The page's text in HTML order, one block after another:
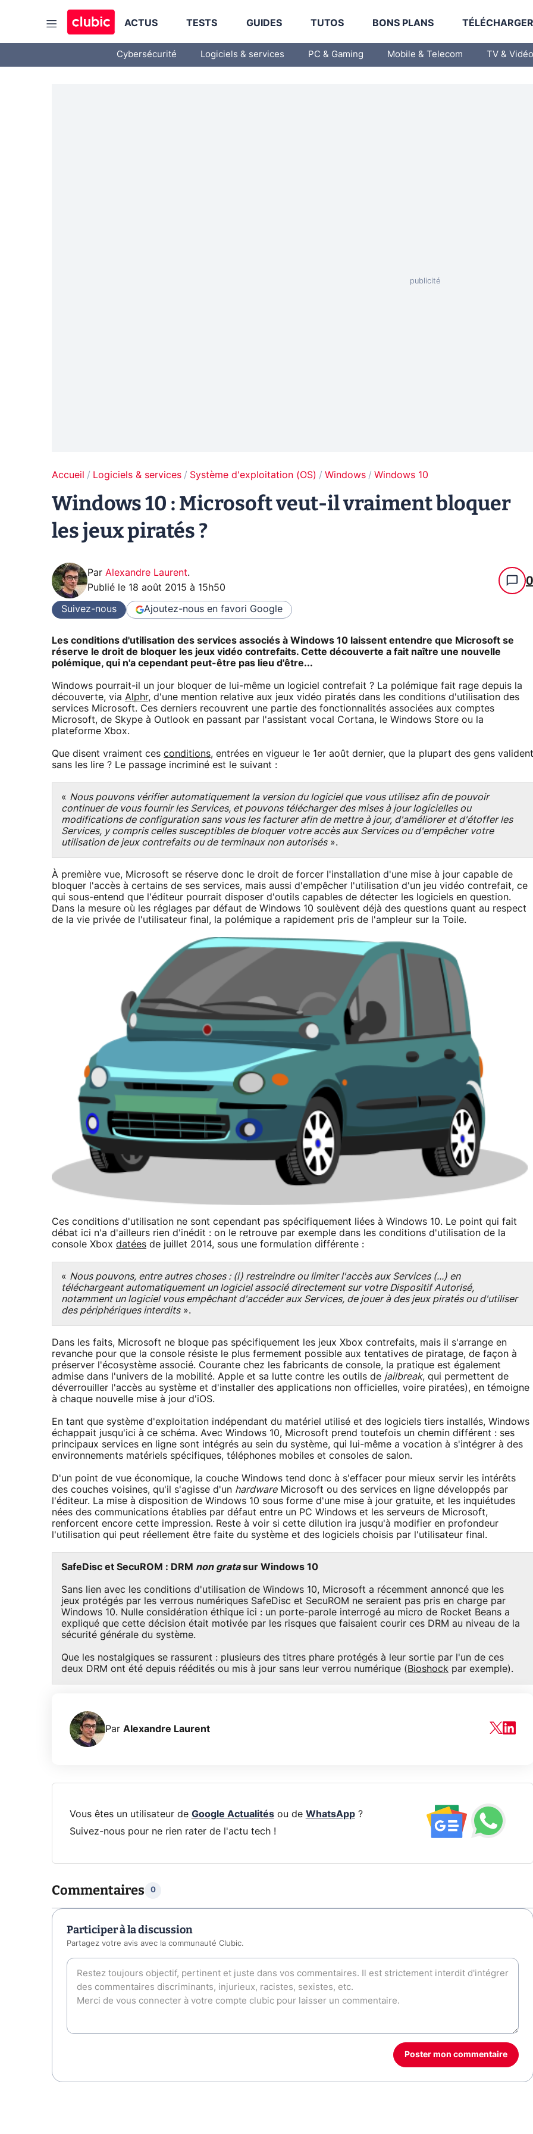
ACTUS TESTS GUIDES TUTOS BONS PLANS
Cybersécurité Logiciels & services PC & Gaming Mobile & Telecom TV & Vidéo
Accueil Logiciels & services Système d'exploitation (OS) Windows Windows 10
Windows 10 : Microsoft veut-il vraiment bloquer
les jeux piratés ?
Par Alexandre Laurent.
Publié le 18 août 2015 à 15h50 0
Suivez-nous Ajoutez-nous en favori Google
Les conditions d'utilisation des services associés à Windows 10 laissent entendre que Microsoft se
réserve le droit de bloquer les jeux vidéo contrefaits. Cette découverte a fait naître une nouvelle
polémique, qui n'a cependant peut-être pas lieu d'être...
Windows pourrait-il un jour bloquer de lui-même un logiciel contrefait ? La polémique fait rage depuis la
découverte, via Alphr, d'une mention relative aux jeux vidéo piratés dans les conditions d'utilisation des
services Microsoft. Ces derniers recouvrent une partie des fonctionnalités associées aux comptes
Microsoft, de Skype à Outlook en passant par l'assistant vocal Cortana, le Windows Store ou la
plateforme Xbox.
Que disent vraiment ces conditions, entrées en vigueur le 1er août dernier, que la plupart des gens valident
sans les lire ? Le passage incriminé est le suivant :
« Nous pouvons vérifier automatiquement la version du logiciel que vous utilisez afin de pouvoir
continuer de vous fournir les Services, et pouvons télécharger des mises à jour logicielles ou
modifications de configuration sans vous les facturer afin de mettre à jour, d'améliorer et d'étoffer les
Services, y compris celles susceptibles de bloquer votre accès aux Services ou d'empêcher votre
utilisation de jeux contrefaits ou de terminaux non autorisés».
À première vue, Microsoft se réserve donc le droit de forcer l'installation d'une mise à jour capable de
bloquer l'accès à certains de ses services, mais aussi d'empêcher l'utilisation d'un jeu vidéo contrefait, ce
qui sous-entend que l'éditeur pourrait disposer d'outils capables de détecter les logiciels en question.
Dans la mesure où les réglages par défaut de Windows 10 soulèvent déjà des questions quant au respect
de la vie privée de l'utilisateur final, la polémique a rapidement pris de l'ampleur sur la Toile.
Ces conditions d'utilisation ne sont cependant pas spécifiquement liées à Windows 10. Le point qui fait
débat ici n'a d'ailleurs rien d'inédit : on le retrouve par exemple dans les conditions d'utilisation de la
console Xbox datées de juillet 2014, sous une formulation différente :
« Nous pouvons, entre autres choses : (i) restreindre ou limiter l'accès aux Services (...) en
téléchargeant automatiquement un logiciel associé directement sur votre Dispositif Autorisé,
notamment un logiciel vous empêchant d'accéder aux Services, de jouer à des jeux piratés ou d'utiliser
des périphériques interdits».
Dans les faits, Microsoft ne bloque pas spécifiquement les jeux Xbox contrefaits, mais il s'arrange en
revanche pour que la console résiste le plus fermement possible aux tentatives de piratage, de façon à
préserver l'écosystème associé. Courante chez les fabricants de console, la pratique est également
admise dans l'univers de la mobilité. Apple et sa lutte contre les outils de jailbreak, qui permettent de
déverrouiller l'accès au système et d'installer des applications non officielles, voire piratées), en témoigne
à chaque nouvelle mise à jour d'iOS.
En tant que système d'exploitation indépendant du matériel utilisé et des logiciels tiers installés, Windows
échappait jusqu'ici à ce schéma. Avec Windows 10, Microsoft prend toutefois un chemin différent : ses
principaux services en ligne sont intégrés au sein du système, qui lui-même a vocation à s'intégrer à des
environnements matériels spécifiques, téléphones mobiles et consoles de salon.
D'un point de vue économique, la couche Windows tend donc à s'effacer pour mieux servir les intérêts
des couches voisines, qu'il s'agisse d'un hardwareMicrosoft ou des services en ligne développés par
l'éditeur. La mise à disposition de Windows 10 sous forme d'une mise à jour gratuite, et les inquiétudes
nées des communications établies par défaut entre un PC Windows et les serveurs de Microsoft,
renforcent encore cette impression. Reste à voir si cette dilution ira jusqu'à modifier en profondeur
l'utilisation qui peut réellement être faite du système et des logiciels choisis par l'utilisateur final.
SafeDisc et SecuROM : DRM non gratasur Windows 10
Sans lien avec les conditions d'utilisation de Windows 10, Microsoft a récemment annoncé que les
jeux protégés par les verrous numériques SafeDisc et SecuROM ne seraient pas pris en charge par
Windows 10. Nulle considération éthique ici : un porte-parole interrogé au micro de Rocket Beans a
expliqué que cette décision était motivée par les risques que faisaient courir ces DRM au niveau de la
sécurité générale du système.
Que les nostalgiques se rassurent : plusieurs des titres phare protégés à leur sortie par l'un de ces
deux DRM ont été depuis réédités ou mis à jour sans leur verrou numérique (Bioshock par exemple).
Par Alexandre Laurent
Vous êtes un utilisateur de Google Actualitésou de WhatsApp?
Suivez-nous pour ne rien rater de l'actu tech !
Commentaires 0
Participer à la discussion
Partagez votre avis avec la communauté Clubic.
Poster mon commentaire